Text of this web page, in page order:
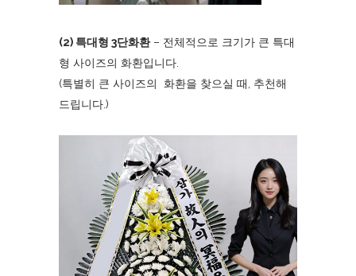
(2) 특대형 3단화환– 전체적으로 크기가 큰 특대
형 사이즈의 화환입니다.
(특별히 큰 사이즈의 화환을 찾으실 때, 추천해
드립니다.)